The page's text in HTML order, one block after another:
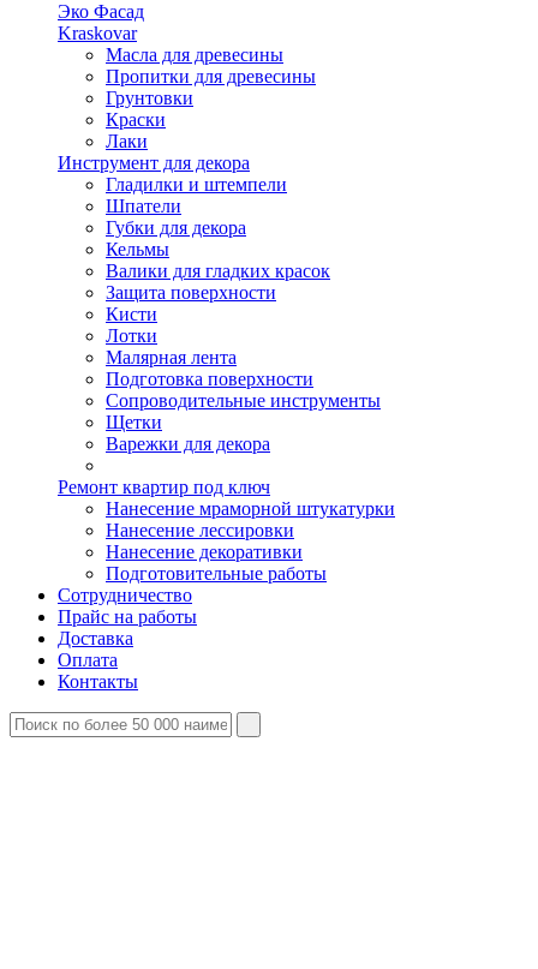
Эко Фасад
Kraskovar
Масла для древесины
Пропитки для древесины
Грунтовки
Краски
Лаки
Инструмент для декора
Гладилки и штемпели
Шпатели
Губки для декора
Кельмы
Валики для гладких красок
Защита поверхности
Кисти
Лотки
Малярная лента
Подготовка поверхности
Сопроводительные инструменты
Щетки
Варежки для декора
Ремонт квартир под ключ
Нанесение мраморной штукатурки
Нанесение лессировки
Нанесение декоративки
Подготовительные работы
Сотрудничество
Прайс на работы
Доставка
Оплата
Контакты